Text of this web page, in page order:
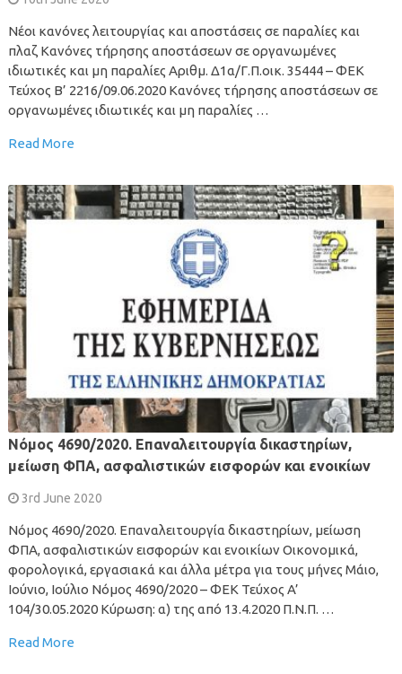
Νέοι κανόνες λειτουργίας και αποστάσεις σε παραλίες και
πλαζ Κανόνες τήρησης αποστάσεων σε οργανωμένες
ιδιωτικές και μη παραλίες Αριθμ. Δ1α/Γ.Π.οικ. 35444 – ΦΕΚ
Τεύχος B’ 2216/09.06.2020 Κανόνες τήρησης αποστάσεων σε
οργανωμένες ιδιωτικές και μη παραλίες …
Read More
Νόμος 4690/2020. Επαναλειτουργία δικαστηρίων,
μείωση ΦΠΑ, ασφαλιστικών εισφορών και ενοικίων
3rd June 2020
Νόμος 4690/2020. Επαναλειτουργία δικαστηρίων, μείωση
ΦΠΑ, ασφαλιστικών εισφορών και ενοικίων Οικονομικά,
φορολογικά, εργασιακά και άλλα μέτρα για τους μήνες Μάιο,
Ιούνιο, Ιούλιο Νόμος 4690/2020 – ΦΕΚ Τεύχος A’
104/30.05.2020 Κύρωση: α) της από 13.4.2020 Π.Ν.Π. …
Read More